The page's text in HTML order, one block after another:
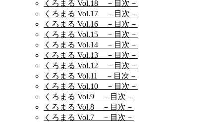
くろまる Vol.18 －目次－
くろまる Vol.17 －目次－
くろまる Vol.16 －目次－
くろまる Vol.15 －目次－
くろまる Vol.14 －目次－
くろまる Vol.13 －目次－
くろまる Vol.12 －目次－
くろまる Vol.11 －目次－
くろまる Vol.10 －目次－
くろまる Vol.9 －目次－
くろまる Vol.8 －目次－
くろまる Vol.7 －目次－